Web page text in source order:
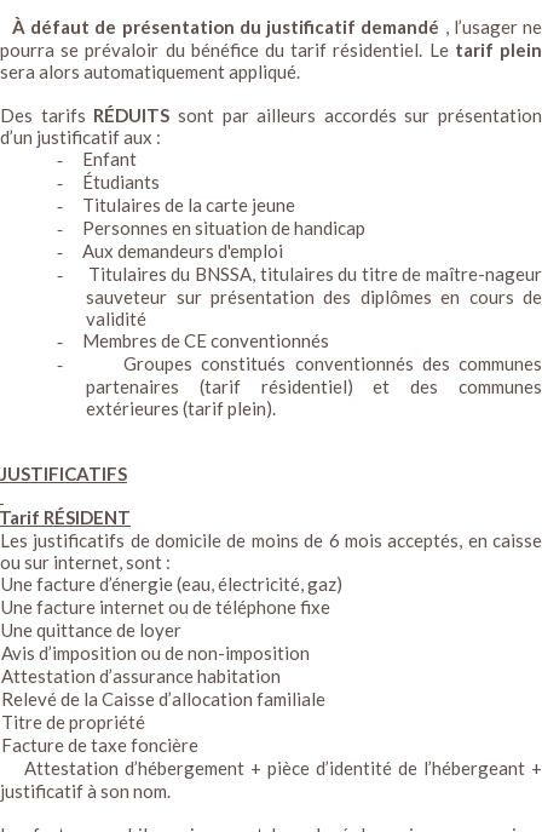
À défaut de présentation du justificatif demandé
, l’usager ne
pourra se prévaloir du bénéfice du tarif résidentiel. Letarif plein
sera alors automatiquement appliqué.
Des tarifs RÉDUITS sont par ailleurs accordés sur présentation
d’un justificatif aux :
- Enfant
- Étudiants
- Titulaires de la carte jeune
- Personnes en situation de handicap
- Aux demandeurs d'emploi
-
Titulaires du BNSSA, titulaires du titre de maître-nageur
sauveteur sur présentation des diplômes en cours de
validité
- Membres de CE conventionnés
-
Groupes constitués conventionnés des communes
partenaires (tarif résidentiel) et des communes
extérieures (tarif plein).
JUSTIFICATIFS
Tarif RÉSIDENT
Les justificatifs de domicile de moins de 6 mois acceptés, en caisse
ou sur internet, sont :
Une facture d’énergie (eau, électricité, gaz)
Une facture internet ou de téléphone fixe
Une quittance de loyer
Avis d’imposition ou de non-imposition
Attestation d’assurance habitation
Relevé de la Caisse d’allocation familiale
Titre de propriété
Facture de taxe foncière
Attestation d’hébergement + pièce d’identité de l’hébergeant +
justificatif à son nom.